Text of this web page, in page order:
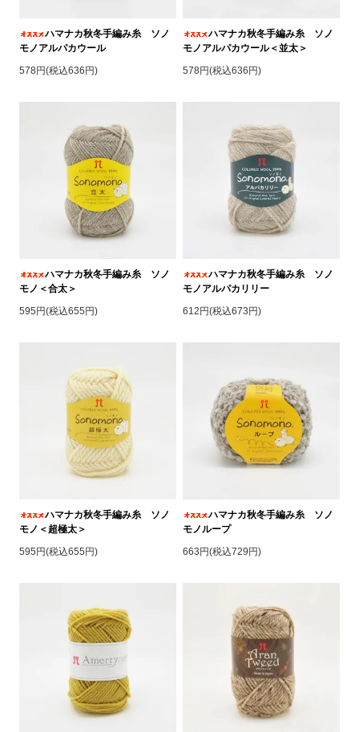
ハマナカ秋冬手編み糸 ソノ
モノアルパカウール
578円(税込636円)
ハマナカ秋冬手編み糸 ソノ
モノアルパカウール＜並太＞
578円(税込636円)
ハマナカ秋冬手編み糸 ソノ
モノ＜合太＞
595円(税込655円)
ハマナカ秋冬手編み糸 ソノ
モノアルパカリリー
612円(税込673円)
ハマナカ秋冬手編み糸 ソノ
モノ＜超極太＞
595円(税込655円)
ハマナカ秋冬手編み糸 ソノ
モノループ
663円(税込729円)